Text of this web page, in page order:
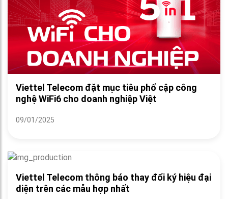
Viettel Telecom đặt mục tiêu phổ cập công
nghệ WiFi6 cho doanh nghiệp Việt
09/01/2025
Viettel Telecom thông báo thay đổi ký hiệu đại
diện trên các mẫu hợp nhất